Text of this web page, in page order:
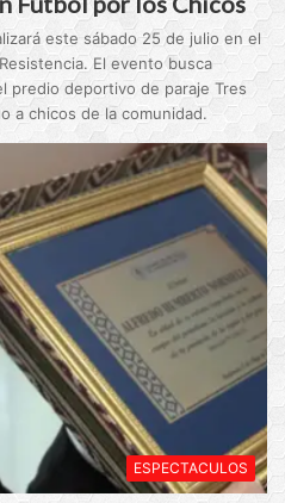
este sábado 25 de julio en el
El evento busca
predio deportivo de paraje Tres
a chicos de la comunidad.
ESPECTACULOS